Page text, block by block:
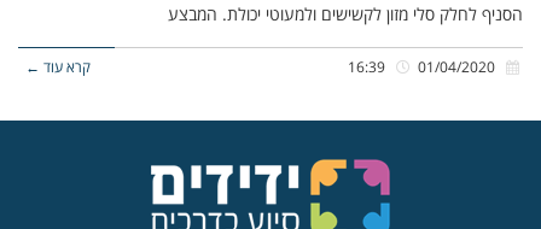
הסניף לחלק סלי מזון לקשישים ולמעוטי יכולת. המבצע
קרא עוד ←